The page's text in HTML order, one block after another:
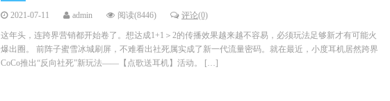
2021-07-11 admin 阅读(8446) 评论(0)
这年头，连跨界营销都开始卷了。想达成1+1＞2的传播效果越来越不容易，必须玩法足够新才有可能火
爆出圈。 前阵子蜜雪冰城刷屏，不难看出社死属实成了新一代流量密码。就在最近，小度耳机居然跨界
CoCo推出“反向社死”新玩法——【点歌送耳机】活动。 […]